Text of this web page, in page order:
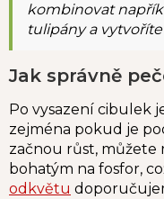
kombinovat
tulipány a vytvoříte
Jak správně
Po vysazení cibulek
zejména pokud je
začnou růst, můžete
bohatým na fosfor,
odkvětu